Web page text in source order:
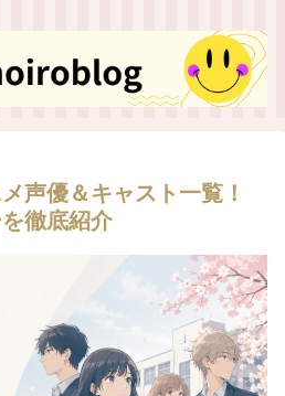
声優＆キャスト一覧！
徹底紹介